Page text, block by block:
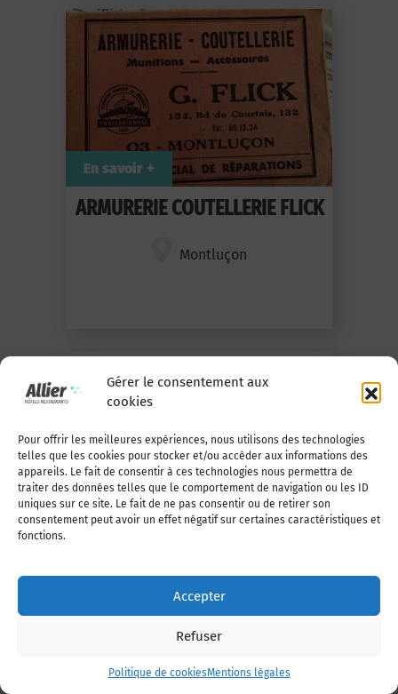
Gérer le consentement aux
cookies
Pour offrir les meilleures expériences, nous utilisons des technologies
telles que les cookies pour stocker et/ou accéder aux informations des
appareils. Le fait de consentir à ces technologies nous permettra de
traiter des données telles que le comportement de navigation ou les ID
uniques sur ce site. Le fait de ne pas consentir ou de retirer son
consentement peut avoir un effet négatif sur certaines caractéristiques et
fonctions.
Accepter
Refuser
Politique de cookiesMentions légales
ARMURERIE COUTELLERIE FLICK
Montluçon
En savoir +
Vichy
En savoir +